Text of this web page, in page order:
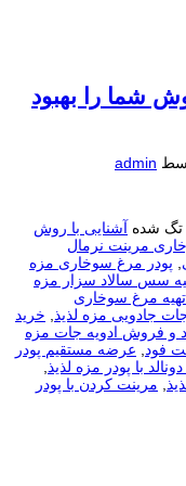
شما را بهبود
admin
تگ شده آشنایی با روش
مرینت نرمال
, پودر مرغ سوخاری مزه
سس سالاد سزار مزه
تهیه مرغ سوخاری
جادویی مزه لذیذ, خرید
و فروش ادویه جات مزه
فود, عرضه مستقیم پودر
با پودر مزه لذیذ,
, مرینت کردن با پودر